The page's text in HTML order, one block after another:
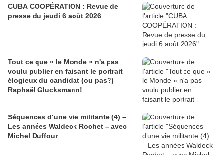
CUBA COOPÉRATION : Revue de
presse du jeudi 6 août 2026
Tout ce que « le Monde » n'a pas
voulu publier en faisant le portrait
élogieux du candidat (ou pas?)
Raphaël Glucksmann!
Séquences d’une vie militante (4) –
Les années Waldeck Rochet – avec
Michel Duffour